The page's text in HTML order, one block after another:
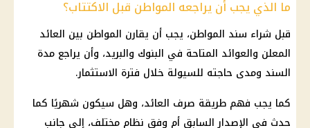
ما الذي يجب أن يراجعه المواطن قبل الاكتتاب؟
قبل شراء سند المواطن، يجب أن يقارن المواطن بين العائد
المعلن والعوائد المتاحة في البنوك والبريد، وأن يراجع مدة
السند ومدى حاجته للسيولة خلال فترة الاستثمار.
كما يجب فهم طريقة صرف العائد، وهل سيكون شهريًا كما
حدث في الإصدار السابق أم وفق نظام مختلف، إلى جانب